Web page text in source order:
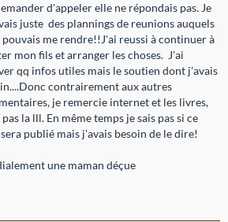
d'appeler elle ne répondais pas. Je
juste des plannings de reunions auquels
pouvais me rendre!!J'ai reussi à continuer à
mon fils et arranger les choses. J'ai
qq infos utiles mais le soutien dont j'avais
contrairement aux autres
je remercie internet et les livres,
pas la lll. En même temps je sais pas si ce
publié mais j'avais besoin de le dire!
une maman déçue